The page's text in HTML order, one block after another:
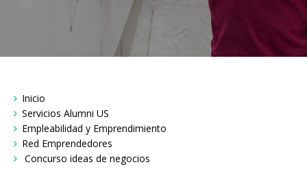
Breadcrumbs
You
are
here:
Inicio
Servicios Alumni US
Empleabilidad y Emprendimiento
Red Emprendedores
Concurso ideas de negocios